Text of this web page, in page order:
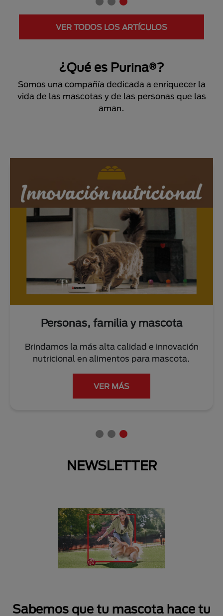
VER TODOS LOS ARTÍCULOS
¿Qué es Purina®?
Somos una compañía dedicada a enriquecer la
vida de las mascotas y de las personas que las
aman.
Personas, familia y mascota
Brindamos la más alta calidad e innovación
nutricional en alimentos para mascota.
VER MÁS
NEWSLETTER
Sabemos que tu mascota hace tu